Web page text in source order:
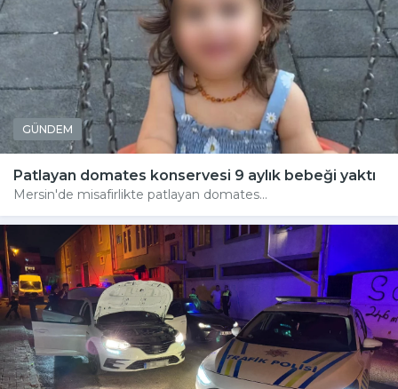
GÜNDEM
Patlayan domates konservesi 9 aylık bebeği yaktı
Mersin'de misafirlikte patlayan domates...